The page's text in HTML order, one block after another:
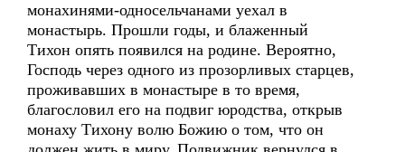
монахинями-односельчанами уехал в
монастырь. Прошли годы, и блаженный
Тихон опять появился на родине. Вероятно,
Господь через одного из прозорливых старцев,
проживавших в монастыре в то время,
благословил его на подвиг юродства, открыв
монаху Тихону волю Божию о том, что он